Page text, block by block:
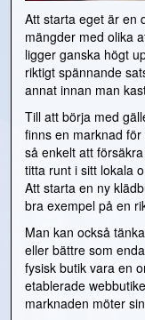
Att starta eget är en
mängder med olika
ligger ganska högt
riktigt spännande
annat innan man
Till att börja med
finns en marknad
så enkelt att
titta runt i sitt lokala
Att starta en ny
bra exempel på en
Man kan också
eller bättre som
fysisk butik vara en
etablerade
marknaden möter